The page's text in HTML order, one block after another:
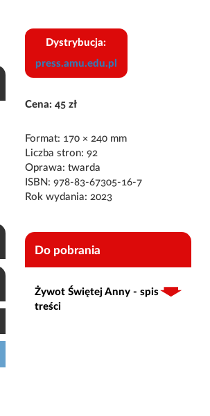
Dystrybucja:
press.amu.edu.pl
Cena: 45 zł
Format: 170 × 240 mm
Liczba stron: 92
Oprawa: twarda
ISBN: 978-83-67305-16-7
Rok wydania: 2023
Do pobrania
Żywot Świętej Anny - spis
treści